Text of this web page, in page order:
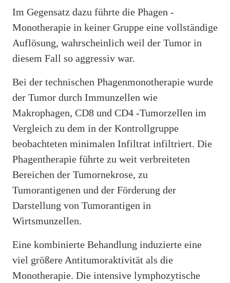
Im Gegensatz dazu führte die Phagen -
Monotherapie in keiner Gruppe eine vollständige
Auflösung, wahrscheinlich weil der Tumor in
diesem Fall so aggressiv war.
Bei der technischen Phagenmonotherapie wurde
der Tumor durch Immunzellen wie
Makrophagen, CD8 und CD4 -Tumorzellen im
Vergleich zu dem in der Kontrollgruppe
beobachteten minimalen Infiltrat infiltriert. Die
Phagentherapie führte zu weit verbreiteten
Bereichen der Tumornekrose, zu
Tumorantigenen und der Förderung der
Darstellung von Tumorantigen in
Wirtsmunzellen.
Eine kombinierte Behandlung induzierte eine
viel größere Antitumoraktivität als die
Monotherapie. Die intensive lymphozytische